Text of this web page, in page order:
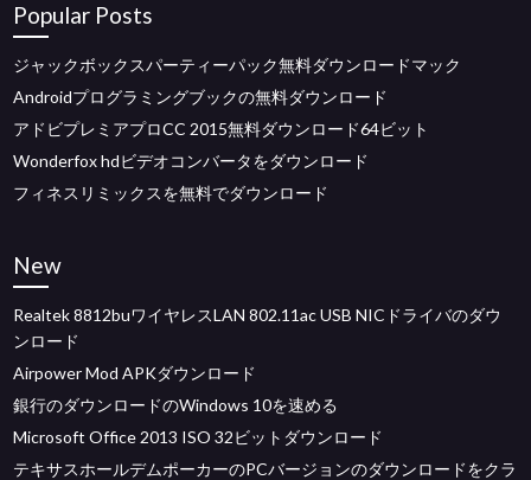
Popular Posts
ジャックボックスパーティーパック無料ダウンロードマック
Androidプログラミングブックの無料ダウンロード
アドビプレミアプロCC 2015無料ダウンロード64ビット
Wonderfox hdビデオコンバータをダウンロード
フィネスリミックスを無料でダウンロード
New
Realtek 8812buワイヤレスLAN 802.11ac USB NICドライバのダウ
ンロード
Airpower Mod APKダウンロード
銀行のダウンロードのWindows 10を速める
Microsoft Office 2013 ISO 32ビットダウンロード
テキサスホールデムポーカーのPCバージョンのダウンロードをクラ